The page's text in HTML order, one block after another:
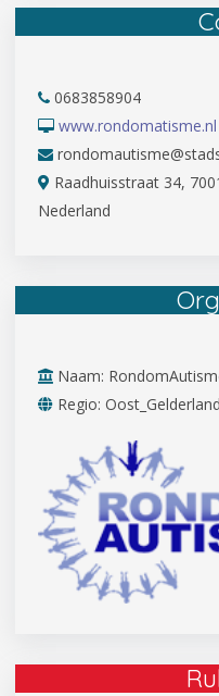
0683858904
www.rondomatisme.nl
Raadhuisstraat 34,
Nederland
Naam:
Regio: Oost_Gelderland